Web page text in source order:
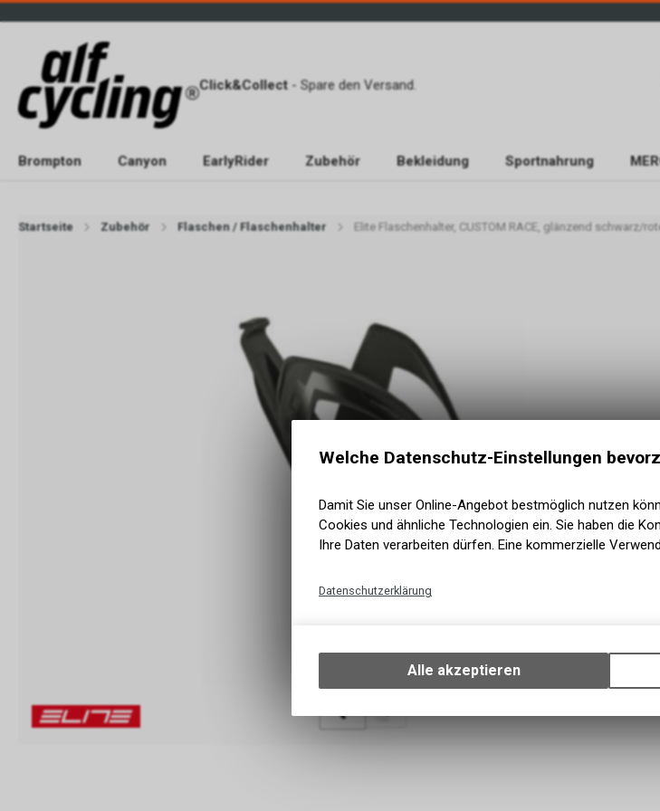
Click&Collect - Spare den Versand.
Brompton Canyon EarlyRider Zubehör Bekleidung Sportnahrung
Startseite Zubehör Flaschen / Flaschenhalter Elite Flaschenhalter, CUSTOM RACE, glänzend schwarz/
Welche Datenschutz-Einstellungen
Damit Sie unser Online-Angebot bestmöglich nutzen
Cookies und ähnliche Technologien ein. Sie haben die
Ihre Daten verarbeiten dürfen. Eine kommerzielle
Datenschutzerklärung
Ihrem Gerät, um die grundlegenden
Verwendung des Warenkorbs, zu
zulassen.
Alle akzeptieren